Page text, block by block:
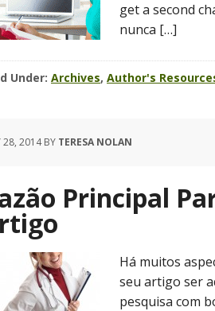
get a second
nunca […]
Under: Archives, Author's
28, 2014BY TERESA NOLAN
Principal
Há muitos
seu artigo ser
pesquisa com